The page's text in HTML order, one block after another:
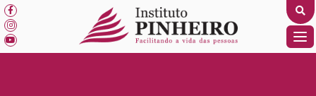
Skip
to
content